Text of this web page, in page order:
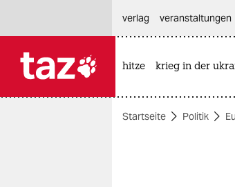
themen
verlag
veranstaltungen
hitze krieg in der
Startseite Politik